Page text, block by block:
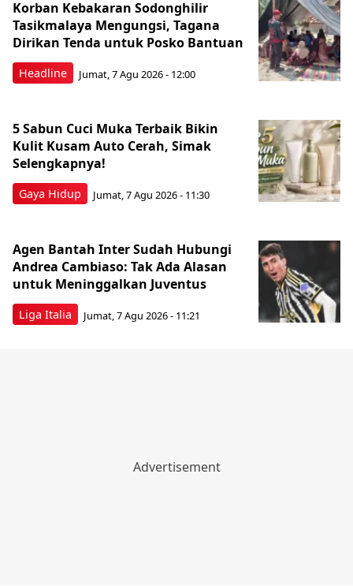
Headline
Korban Kebakaran Sodonghilir
Tasikmalaya Mengungsi, Tagana
Dirikan Tenda untuk Posko Bantuan
Jumat, 7 Agu 2026 - 12:00
Gaya Hidup
5 Sabun Cuci Muka Terbaik Bikin
Kulit Kusam Auto Cerah, Simak
Selengkapnya!
Jumat, 7 Agu 2026 - 11:30
Liga Italia
Agen Bantah Inter Sudah Hubungi
Andrea Cambiaso: Tak Ada Alasan
untuk Meninggalkan Juventus
Jumat, 7 Agu 2026 - 11:21